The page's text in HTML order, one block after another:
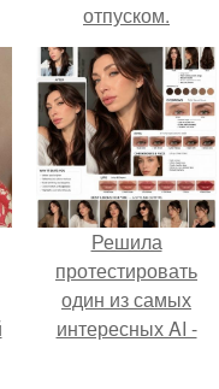
отпуском.
Решила
протестировать
один из самых
интересных AI -